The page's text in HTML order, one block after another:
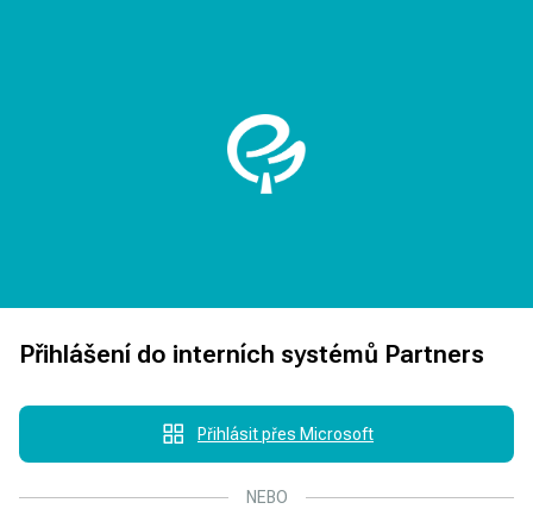
Přihlášení do interních systémů Partners
Přihlásit přes Microsoft
NEBO